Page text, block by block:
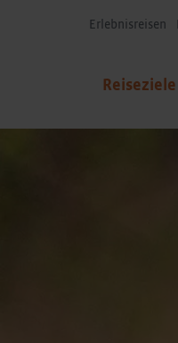
Erlebnisreisen
Reiseziele